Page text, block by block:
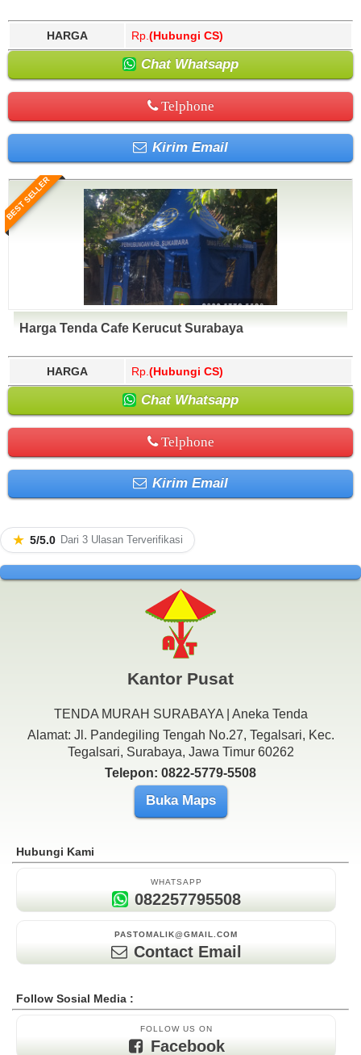
HARGA Rp. (Hubungi CS)
Chat Whatsapp
Telphone
Kirim Email
BEST SELLER
Harga Tenda Cafe Kerucut Surabaya
HARGA Rp. (Hubungi CS)
Chat Whatsapp
Telphone
Kirim Email
★ 5/5.0 Dari 3 Ulasan Terverifikasi
Kantor Pusat
TENDA MURAH SURABAYA | Aneka Tenda
Alamat: Jl. Pandegiling Tengah No.27, Tegalsari, Kec.
Tegalsari, Surabaya, Jawa Timur 60262
Telepon: 0822-5779-5508
Buka Maps
Hubungi Kami
WHATSAPP
082257795508
PASTOMALIK@GMAIL.COM
Contact Email
Follow Sosial Media :
FOLLOW US ON
Facebook